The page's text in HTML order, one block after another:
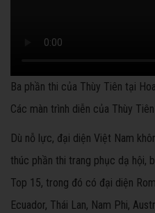
Ba phần thi của Thùy Tiên tại
Các màn trình diễn của Thùy
Dù nỗ lực, đại diện Việt Nam
thúc phần thi trang phục dạ hội,
Top 15, trong đó có đại diện
Ecuador, Thái Lan, Nam Phi,